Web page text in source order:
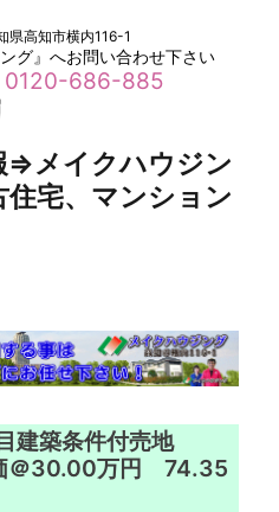
高知市横内116-1
ング』へお問い合わせ下さい
0120-686-885
⇒メイクハウジン
住宅、マンション
建築条件付売地
＠30.00万円 74.35